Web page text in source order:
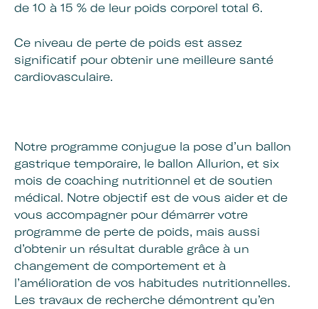
de 10 à 15 % de leur poids corporel total 6.
Ce niveau de perte de poids est assez
significatif pour obtenir une meilleure santé
cardiovasculaire.
Notre programme conjugue la pose d’un ballon
gastrique temporaire, le ballon Allurion, et six
mois de coaching nutritionnel et de soutien
médical. Notre objectif est de vous aider et de
vous accompagner pour démarrer votre
programme de perte de poids, mais aussi
d’obtenir un résultat durable grâce à un
changement de comportement et à
l’amélioration de vos habitudes nutritionnelles.
Les travaux de recherche démontrent qu’en